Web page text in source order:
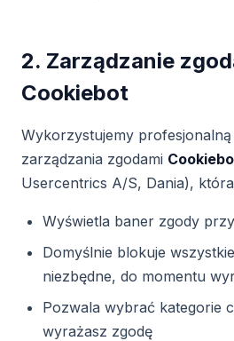
2. Zarządzanie
Cookiebot
Wykorzystujemy
zarządzania zgodami
Usercentrics A/S, Dania),
Wyświetla baner zgody
Domyślnie blokuje
niezbędne, do momentu
Pozwala wybrać kategorie
wyrażasz zgodę